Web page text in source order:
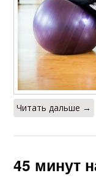
Читать дальше →
45 минут